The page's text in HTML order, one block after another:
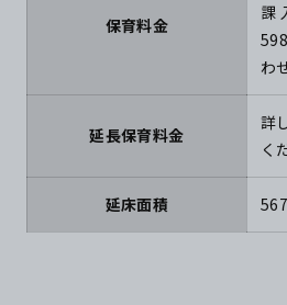
保育料金
課
わ
延長保育料金
詳
く
延床面積